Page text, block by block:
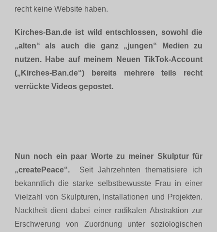
recht keine Website haben.
Kirches-Ban.de ist wild entschlossen, sowohl die
„alten“ als auch die ganz „jungen“ Medien zu
nutzen. Habe auf meinem Neuen TikTok-Account
(„Kirches-Ban.de“) bereits mehrere teils recht
verrückte Videos gepostet.
Nun noch ein paar Worte zu meiner Skulptur für
„createPeace“.
Seit Jahrzehnten thematisiere ich
bekanntlich die starke selbstbewusste Frau in einer
Vielzahl von Skulpturen, Installationen und Projekten.
Nacktheit dient dabei einer radikalen Abstraktion zur
Erschwerung von Zuordnung unter soziologischen